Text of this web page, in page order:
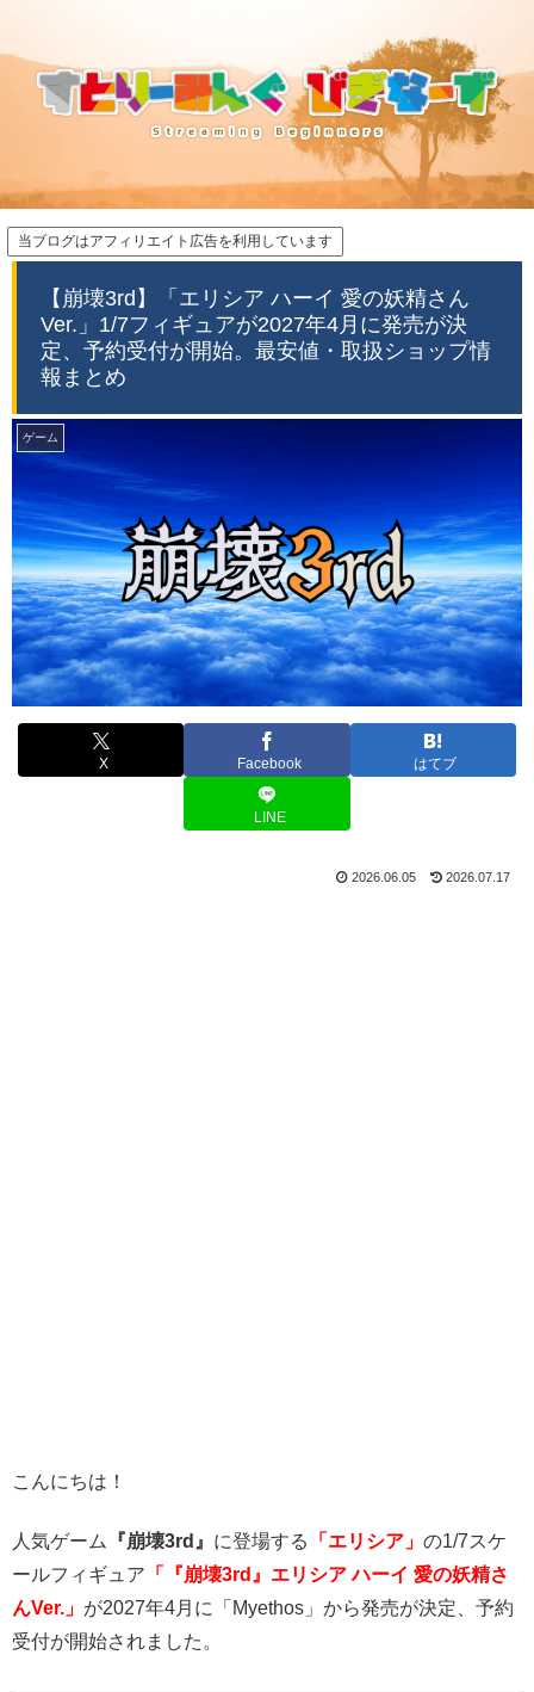
当ブログはアフィリエイト広告を利用しています
【崩壊3rd】「エリシア ハーイ 愛の妖精さん
Ver.」1/7フィギュアが2027年4月に発売が決
定、予約受付が開始。最安値・取扱ショップ情
報まとめ
ゲーム
X Facebook はてブ
LINE
2026.06.05 2026.07.17
こんにちは！
人気ゲーム 『崩壊3rd』 に登場する 「エリシア」 の1/7スケ
ールフィギュア 「
『崩壊3rd』エリシア ハーイ 愛の妖精さ
んVer.」 が2027年4月に「Myethos」から発売が決定、予約
受付が開始されました。